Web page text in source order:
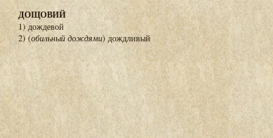
ДОЩОВИЙ
1) дождевой
2) (обильный дождями) дождливый